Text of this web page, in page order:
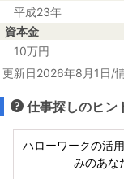
平成23年
資本金
10万円
更新日2026年8月1日/
仕事探しのヒン
ハローワークの活
みのあな